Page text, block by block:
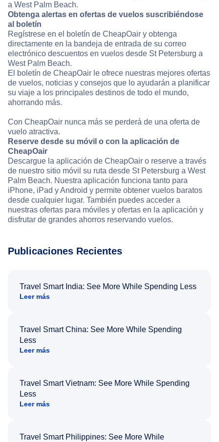
a West Palm Beach.
Obtenga alertas en ofertas de vuelos suscribiéndose
al boletín
Regístrese en el boletín de CheapOair y obtenga
directamente en la bandeja de entrada de su correo
electrónico descuentos en vuelos desde St Petersburg a
West Palm Beach.
El boletín de CheapOair le ofrece nuestras mejores ofertas
de vuelos, noticias y consejos que lo ayudarán a planificar
su viaje a los principales destinos de todo el mundo,
ahorrando más.
Con CheapOair nunca más se perderá de una oferta de
vuelo atractiva.
Reserve desde su móvil o con la aplicación de
CheapOair
Descargue la aplicación de CheapOair o reserve a través
de nuestro sitio móvil su ruta desde St Petersburg a West
Palm Beach. Nuestra aplicación funciona tanto para
iPhone, iPad y Android y permite obtener vuelos baratos
desde cualquier lugar. También puedes acceder a
nuestras ofertas para móviles y ofertas en la aplicación y
disfrutar de grandes ahorros reservando vuelos.
Publicaciones Recientes
Travel Smart India: See More While Spending Less
Leer más
Travel Smart China: See More While Spending
Less
Leer más
Travel Smart Vietnam: See More While Spending
Less
Leer más
Travel Smart Philippines: See More While